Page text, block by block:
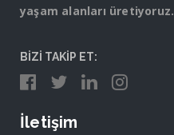
yaşam alanları üretiyoruz.
BİZİ TAKİP ET:
İletişim